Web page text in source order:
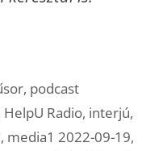
, podcast
HelpU Radio, interjú,
, media1 2022-09-19,